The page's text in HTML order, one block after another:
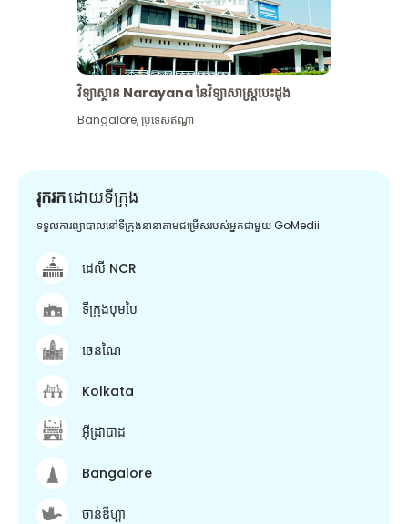
វិទ្យាស្ថាន Narayana នៃវិទ្យាសាស្រ្តបេះដូង
Bangalore,ប្រទេសឥណ្ឌា
រុករកដោយទីក្រុង
ទទួលការព្យាបាលនៅទីក្រុងនានាតាមជម្រើសរបស់អ្នកជាមួយ GoMedii
ដេលី NCR
ទីក្រុងបុមបៃ
ចេនណៃ
Kolkata
អ៊ីដ្រាបាដ
Bangalore
ចាន់ឌីហ្គា